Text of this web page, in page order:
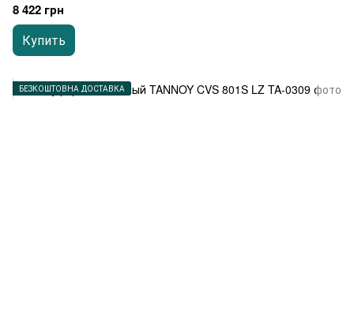
8 422 грн
Купить
БЕЗКОШТОВНА ДОСТАВКА